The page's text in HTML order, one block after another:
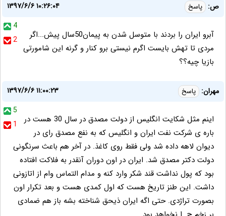
ص: پاسخ
۱۳۹۷/۶/۶ ۱۰:۲۶:۰۴
4
2
آبرو ایران را بردند با متوسل شدن به پیمان50سال پیش...اگر
مردی تا تهش بایست اگرم نیستی برو کنار و گرنه این شامورتی
بازیا چیه؟؟
مهران: پاسخ
۱۳۹۷/۶/۶ ۱۱:۰۰:۲۳
5
1
اینم مثل شکایت انگلیس از دولت مصدق در سال 30 هست در
باره ی شرکت نفت ایران و انگلیس که به نفع مصدق رای در
دیوان لاهه داده شد ولی فقط روی کاغذ. در آخر هم باعث سرنگونی
دولت دکتر مصدق شد. ایران در اون دوران آنقدر به فلاکت افتاده
بود که پول نداشت قند شکر وارد کنه و مدام التماس وام از اتازونی
داشت. این طنز تاریخ هست که اول کمدی هست و بعد تکرار اون
بصورت تراژدی. حتی اگه ایران ذیحق شناخته بشه باز هم ضمادی